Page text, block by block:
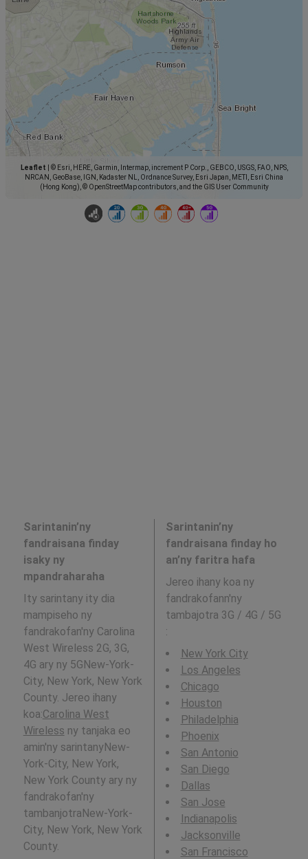
Leaflet
© Esri, HERE, Garmin, Intermap, increment P Corp., GEBCO, USGS, FAO, NPS,
NRCAN, GeoBase, IGN, Kadaster NL, Ordnance Survey, Esri Japan, METI, Esri China
(Hong Kong), © OpenStreetMap contributors, and the GIS User Community
Sarintanin’ny
fandraisana finday
isaky ny
mpandraharaha
Ity sarintany ity dia
mampiseho ny
fandrakofan'ny Carolina
West Wireless 2G, 3G,
4G ary ny 5GNew-York-
City, New York, New York
County. Jereo ihany
koa:Carolina West
Wireless ny tanjaka eo
amin'ny sarintanyNew-
York-City, New York,
New York County ary ny
fandrakofan'ny
tambanjotraNew-York-
City, New York, New York
County.
Sarintanin’ny
fandraisana finday ho
an’ny faritra hafa
Jereo ihany koa ny
fandrakofann'ny
tambajotra 3G / 4G / 5G
:
New York City
Los Angeles
Chicago
Houston
Philadelphia
Phoenix
San Antonio
San Diego
Dallas
San Jose
Indianapolis
Jacksonville
San Francisco